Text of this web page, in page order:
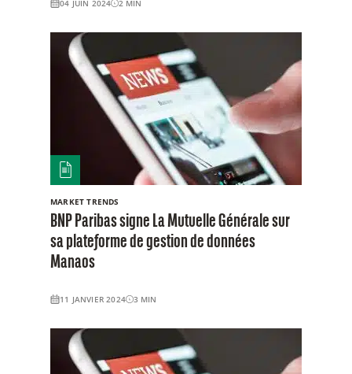
04 JUIN 2024 2 MIN
MARKET TRENDS
BNP Paribas signe La Mutuelle Générale sur
sa plateforme de gestion de données
Manaos
11 JANVIER 2024 3 MIN